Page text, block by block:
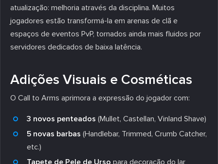
atualização: melhoria através da disciplina. Muitos
jogadores estão transformá-la em arenas de clã e
espaços de eventos PvP, tornados ainda mais fluidos por
servidores dedicados de baixa latência.
Adições Visuais e Cosméticas
O Call to Arms aprimora a expressão do jogador com:
3 novos penteados (Mullet, Castellan, Vinland Shave)
5 novas barbas (Handlebar, Trimmed, Crumb Catcher,
etc.)
Tapete de Pele de Urso para decoração do lar